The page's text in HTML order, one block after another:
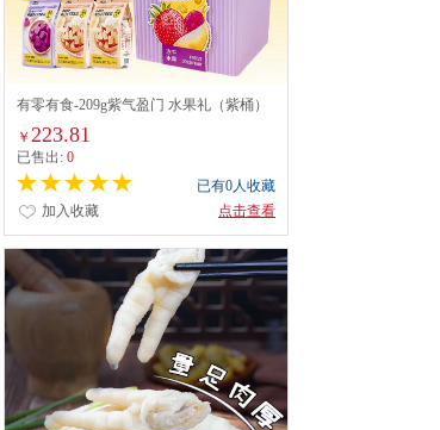
有零有食-209g紫气盈门 水果礼（紫桶）
￥ 223.81
已售出: 0
已有0人收藏
点击查看
加入收藏